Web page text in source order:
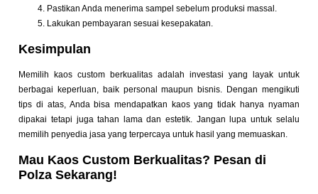
Pastikan Anda menerima sampel sebelum produksi massal.
Lakukan pembayaran sesuai kesepakatan.
Kesimpulan
Memilih kaos custom berkualitas adalah investasi yang layak untuk
berbagai keperluan, baik personal maupun bisnis. Dengan mengikuti
tips di atas, Anda bisa mendapatkan kaos yang tidak hanya nyaman
dipakai tetapi juga tahan lama dan estetik. Jangan lupa untuk selalu
memilih penyedia jasa yang terpercaya untuk hasil yang memuaskan.
Mau Kaos Custom Berkualitas? Pesan di
Polza Sekarang!